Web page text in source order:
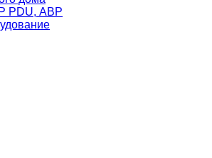
PDU, АВР